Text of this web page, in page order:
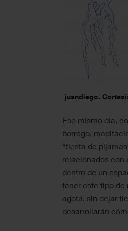
juandiego.
Ese mismo día,
borrego,
“fiesta de
relacionados con
dentro de un
tener este tipo de
agota, sin dejar
desarrollarán